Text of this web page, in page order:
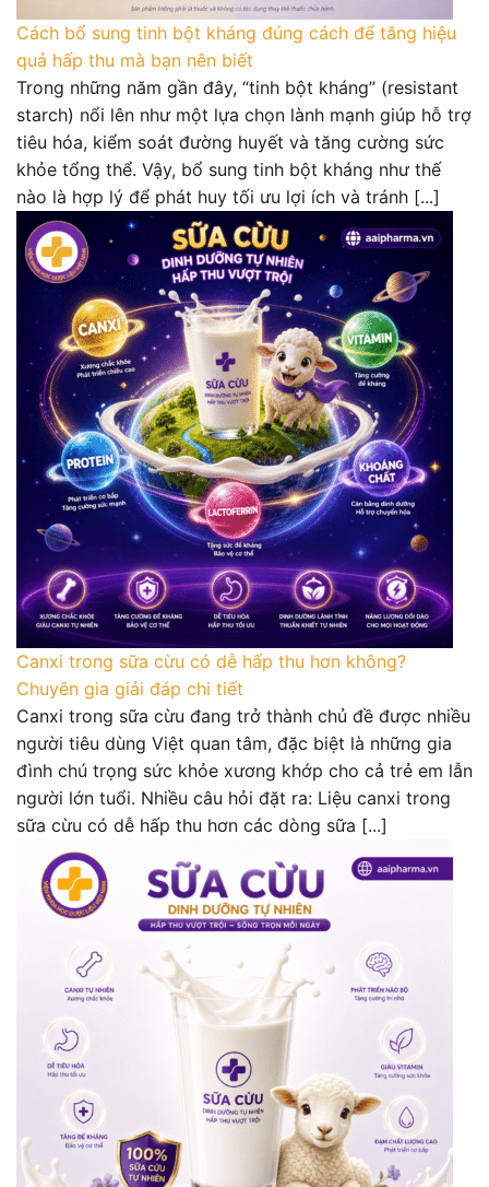
Cách bổ sung tinh bột kháng đúng cách để tăng hiệu
quả hấp thu mà bạn nên biết
Trong những năm gần đây, “tinh bột kháng” (resistant
starch) nổi lên như một lựa chọn lành mạnh giúp hỗ trợ
tiêu hóa, kiểm soát đường huyết và tăng cường sức
khỏe tổng thể. Vậy, bổ sung tinh bột kháng như thế
nào là hợp lý để phát huy tối ưu lợi ích và tránh [...]
Canxi trong sữa cừu có dễ hấp thu hơn không?
Chuyên gia giải đáp chi tiết
Canxi trong sữa cừu đang trở thành chủ đề được nhiều
người tiêu dùng Việt quan tâm, đặc biệt là những gia
đình chú trọng sức khỏe xương khớp cho cả trẻ em lẫn
người lớn tuổi. Nhiều câu hỏi đặt ra: Liệu canxi trong
sữa cừu có dễ hấp thu hơn các dòng sữa [...]